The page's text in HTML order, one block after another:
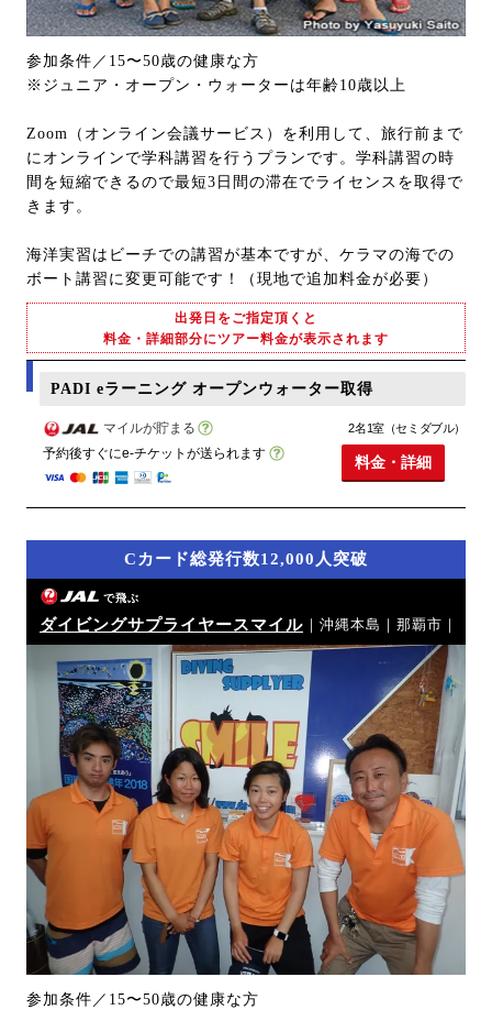
参加条件／15〜50歳の健康な方
※ジュニア・オープン・ウォーターは年齢10歳以上
Zoom（オンライン会議サービス）を利用して、旅行前まで
にオンラインで学科講習を行うプランです。学科講習の時
間を短縮できるので最短3日間の滞在でライセンスを取得で
きます。
海洋実習はビーチでの講習が基本ですが、ケラマの海での
ボート講習に変更可能です！（現地で追加料金が必要）
出発日をご指定頂くと
料金・詳細部分にツアー料金が表示されます
PADI eラーニング オープンウォーター取得
マイルが貯まる
予約後すぐにe-チケットが送られます
2名1室（セミダブル）
料金・詳細
Cカード総発行数12,000人突破
で飛ぶ
ダイビングサプライヤースマイル ｜沖縄本島｜那覇市｜
参加条件／15〜50歳の健康な方